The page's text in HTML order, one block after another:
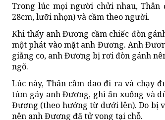
Trong lúc mọi người chửi nhau, Thân
28cm, lưỡi nhọn) và cầm theo người.
Khi thấy anh Đương cầm chiếc đòn
một phát vào mặt anh Đương. Anh
giằng co, anh Đương bị rơi đòn gánh
ngõ.
Lúc này, Thân cầm dao đi ra và chạy
túm gáy anh Đương, ghì ấn xuống và
Đương (theo hướng từ dưới lên). Do bị
nên anh Đương đã tử vong tại chỗ.